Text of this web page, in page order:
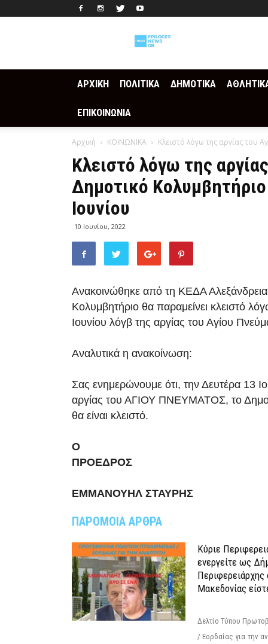
ΑΡΧΙΚΗ ΠΟΛΙΤΙΚΑ ΔΗΜΟΤΙΚΑ
ΕΠΙΚΟΙΝΩΝΙΑ
Αρχική ΚΟΙΝΩΝΙΚΑ Κλειστό λόγω της αργίας του
Κλειστό λόγω της
Δημοτικό
Ιουνίου
10 Ιουνίου, 2022
Ανακοινώθηκε από τη ΚΕΔΑ
Κολυμβητήριο θα παραμείνει κλειστό
Ιουνίου λόγβ της αργίας του Αγίου
Αναλυτικά η ανακοίνωση:
Σας ενημερώνουμε ότι, την Δευτέρα 13
αργίας του ΑΓΙΟΥ ΠΝΕΥΜΑΤΟΣ, το
θα είναι κλειστό.
Ο
ΠΡΟΕΔΡΟΣ
ΕΜΜΑΝΟΥΗΛ ΣΤΑΥΡΗΣ
ΠΑΡΟΜΟΙΑ ΑΡΘΡΑ
Κύριε
ενεργείτε ως
Περιφερειάρχης
Μακεδονίας
Δελτίο Τύπου
/ Εορδαίας για την